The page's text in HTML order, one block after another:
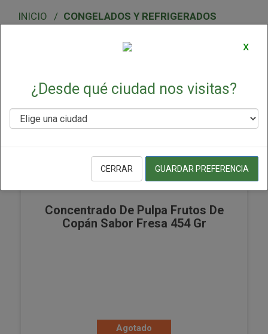
CONGELADOS Y REFRIGERADOS
CONGELADOS Y REFRIGERADOS
Concentrado De Pulpa Frutos De
Copán Sabor Fresa 454 Gr
Agotado
x
¿Desde qué ciudad nos visitas?
CERRAR GUARDAR PREFERENCIA